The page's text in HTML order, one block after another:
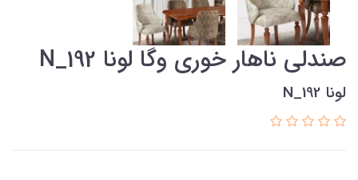
صندلی ناهار خوری وگا لونا N_192
لونا N_192